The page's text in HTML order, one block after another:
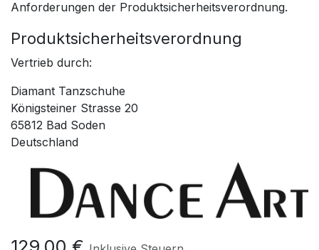
Anforderungen der Produktsicherheitsverordnung.
Produktsicherheitsverordnung
Vertrieb durch:
Diamant Tanzschuhe
Königsteiner Strasse 20
65812 Bad Soden
Deutschland